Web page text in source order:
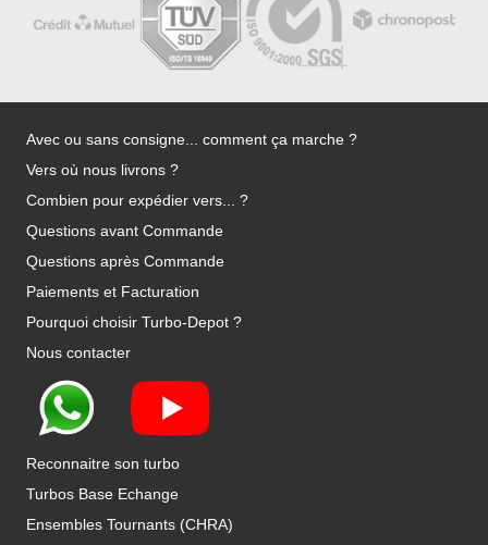
Avec ou sans consigne... comment ça marche ?
Vers où nous livrons ?
Combien pour expédier vers... ?
Questions avant Commande
Questions après Commande
Paiements et Facturation
Pourquoi choisir Turbo-Depot ?
Nous contacter
Reconnaitre son turbo
Turbos Base Echange
Ensembles Tournants (CHRA)